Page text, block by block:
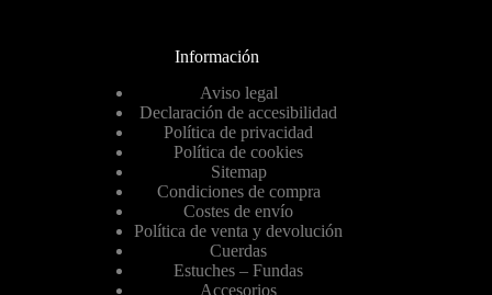
Información
Aviso legal
Declaración de accesibilidad
Política de privacidad
Política de cookies
Sitemap
Condiciones de compra
Costes de envío
Política de venta y devolución
Cuerdas
Estuches – Fundas
Accesorios